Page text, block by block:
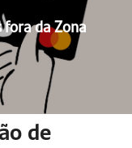
fora da Zona
de